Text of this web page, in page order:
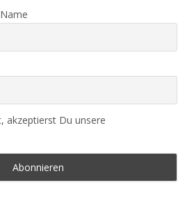
akzeptierst Du unsere